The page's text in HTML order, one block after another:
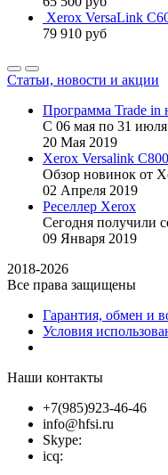
Xerox VersaLink
79 910 руб
Статьи, новости и акции
Программа Trade in
С 06 мая по 31 июля
20 Мая 2019
Xerox Versalink
Обзор новинок от
02 Апреля 2019
Реселлер Xerox
Сегодня получили
09 Января 2019
2018-2026
Все права защищены
Гарантия, обмен и
Условия
Наши контакты
+7(985)923-46-46
info@hfsi.ru
Skype:
icq: